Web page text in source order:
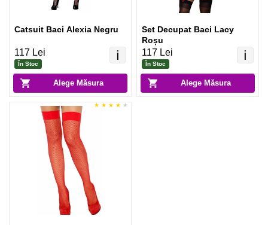
Alege Măsura
ℹ️
Catsuit Baci Alexia Negru
117 Lei
În Stoc
Alege Măsura
ℹ️
Set Decupat Baci Lacy
Roșu
117 Lei
În Stoc